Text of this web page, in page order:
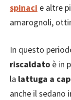
spinaci e altre
amarognoli,
In questo
riscaldato è in
la lattuga a
anche il sedano